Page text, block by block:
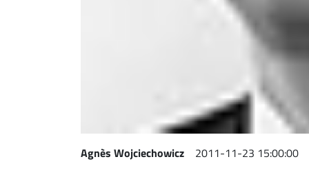
Agnès Wojciechowicz 2011-11-23 15:00:00